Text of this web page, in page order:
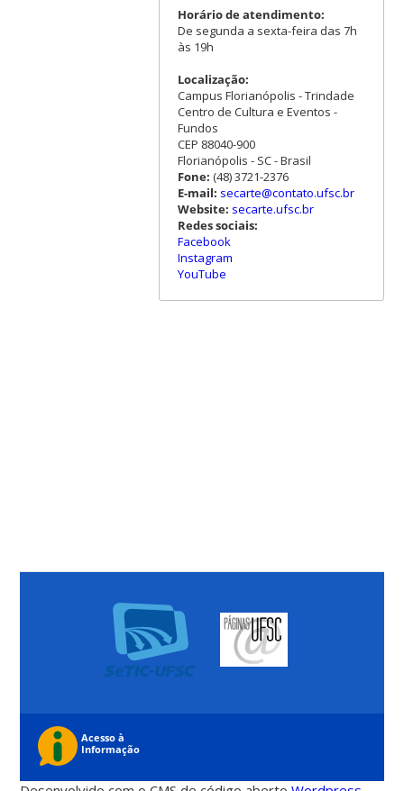
Horário de atendimento:
De segunda a sexta-feira das 7h
às 19h
Localização:
Campus Florianópolis - Trindade
Centro de Cultura e Eventos -
Fundos
CEP 88040-900
Florianópolis - SC - Brasil
Fone: (48) 3721-2376
E-mail: secarte@contato.ufsc.br
Website: secarte.ufsc.br
Redes sociais:
Facebook
Instagram
YouTube